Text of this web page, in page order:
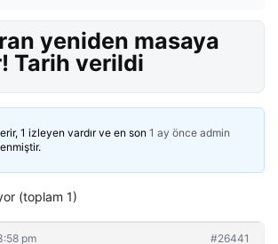
yeniden masaya
Tarih verildi
1 izleyen vardır ve en son 1 ay önce admin
(toplam 1)
pm #26441